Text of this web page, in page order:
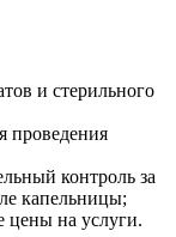
и стерильного
проведения
контроль за
капельницы;
цены на услуги.